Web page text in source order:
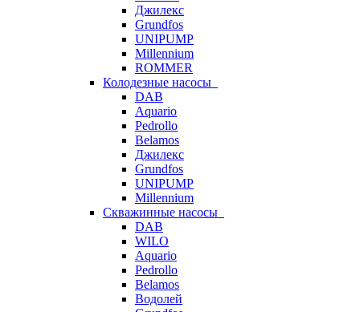
Джилекс
Grundfos
UNIPUMP
Millennium
ROMMER
Колодезные насосы
DAB
Aquario
Pedrollo
Belamos
Джилекс
Grundfos
UNIPUMP
Millennium
Скважинные насосы
DAB
WILO
Aquario
Pedrollo
Belamos
Водолей